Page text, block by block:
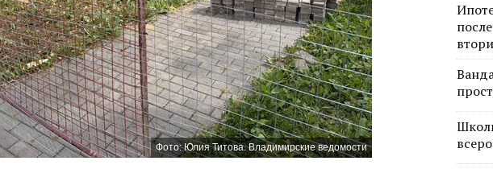
Фото: Юлия Титова. Владимирские ведомости